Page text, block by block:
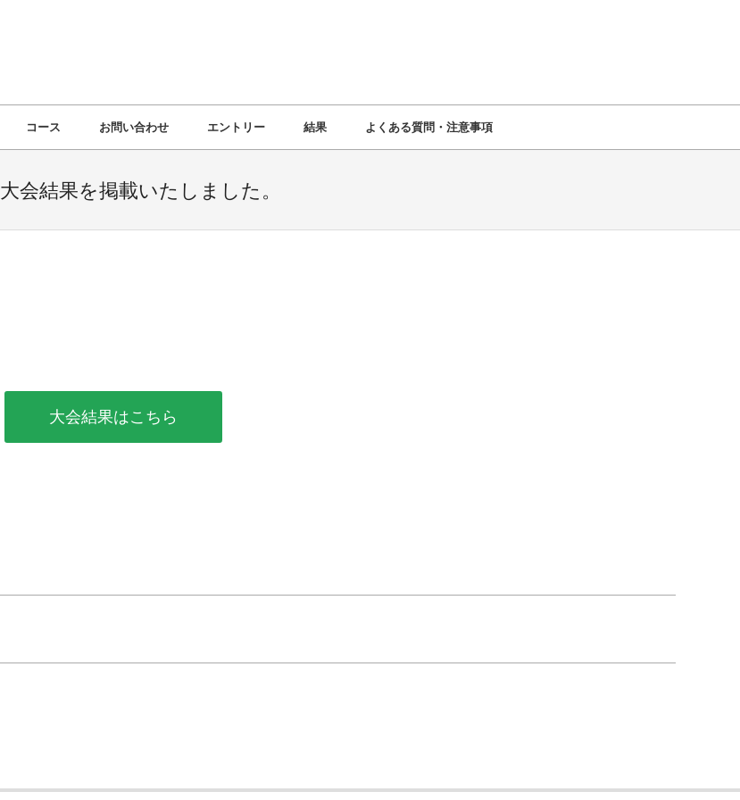
コース お問い合わせ エントリー 結果 よくある質問・注意事項
大会結果を掲載いたしました。
大会結果はこちら